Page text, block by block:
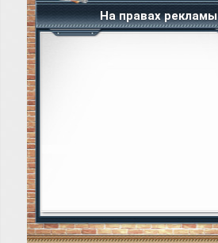
На правах рекламы